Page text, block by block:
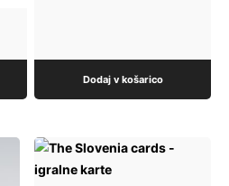
Dodaj v košarico